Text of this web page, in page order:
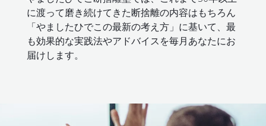
に渡って磨き続けてきた断捨離の内容はもちろん
「やましたひでこの最新の考え方」に基いて、最
も効果的な実践法やアドバイスを毎月あなたにお
届けします。